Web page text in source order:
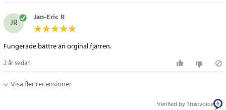
JR Jan-Eric R
Fungerade bättre än orginal fjärren.
2 år sedan
Visa fler recensioner
Verified by Trustvoice